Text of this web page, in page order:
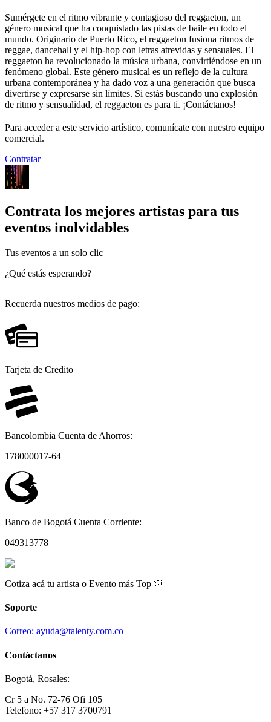
Sumérgete en el ritmo vibrante y contagioso del reggaeton, un
género musical que ha conquistado las pistas de baile en todo el
mundo. Originario de Puerto Rico, el reggaeton fusiona ritmos de
reggae, dancehall y el hip-hop con letras atrevidas y sensuales. El
reggaeton ha revolucionado la música urbana, convirtiéndose en un
fenómeno global. Este género musical es un reflejo de la cultura
urbana contemporánea y ha dado voz a una generación que busca
divertirse y expresarse sin límites. Si estás buscando una explosión
de ritmo y sensualidad, el reggaeton es para ti. ¡Contáctanos!
Para acceder a este servicio artístico, comunícate con nuestro equipo
comercial.
Contratar
Contrata los mejores artistas para tus
eventos inolvidables
Tus eventos a un solo clic
¿Qué estás esperando?
Recuerda nuestros medios de pago:
Tarjeta de Credito
Bancolombia Cuenta de Ahorros:
178000017-64
Banco de Bogotá Cuenta Corriente:
049313778
Cotiza acá tu artista o Evento más Top 🎊
Soporte
Correo: ayuda@talenty.com.co
Contáctanos
Bogotá, Rosales:
Cr 5 a No. 72-76 Ofi 105
Telefono: +57 317 3700791